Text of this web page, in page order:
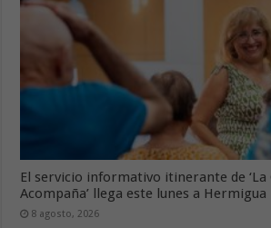
El servicio informativo itinerante de ‘La
Acompaña’ llega este lunes a Hermigua
8 agosto, 2026